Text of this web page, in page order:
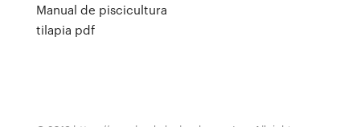
Manual de piscicultura
tilapia pdf